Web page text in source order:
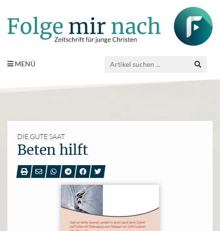
MENÜ
DIE GUTE SAAT
Beten hilft